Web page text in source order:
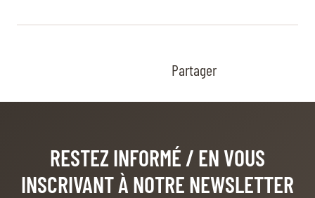
Partager
RESTEZ INFORMÉ / EN VOUS
INSCRIVANT À NOTRE NEWSLETTER